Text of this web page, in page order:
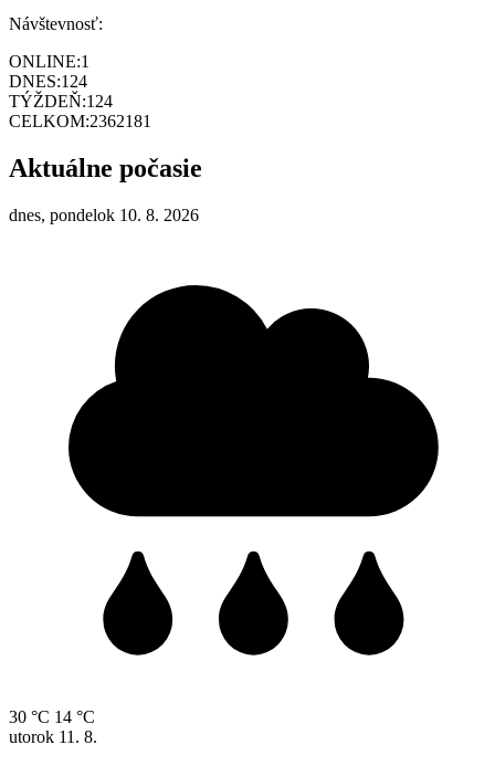
Návštevnosť:
ONLINE:1
DNES:124
TÝŽDEŇ:124
CELKOM:2362181
Aktuálne počasie
dnes, pondelok 10. 8. 2026
30 °C 14 °C
utorok 11. 8.